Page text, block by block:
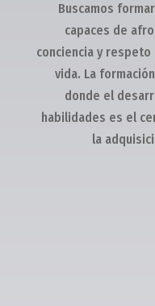
Buscamos
capaces de
conciencia y
vida. La
donde el
habilidades es el
la